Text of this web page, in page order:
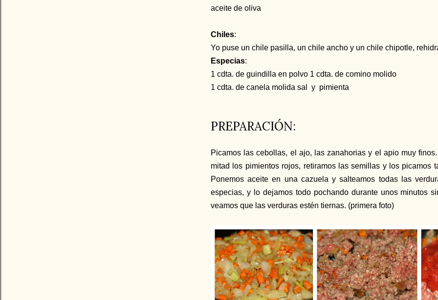
aceite de oliva
Chiles:
Yo puse un chile pasilla, un chile ancho y un chile chipotle,
Especias:
1 cdta. de guindilla en polvo 1 cdta. de comino molido
1 cdta. de canela molida sal y pimienta
PREPARACIÓN:
Picamos las cebollas, el ajo, las zanahorias y el apio muy
mitad los pimientos rojos, retiramos las semillas y los picamos
Ponemos aceite en una cazuela y salteamos todas las
especias, y lo dejamos todo pochando durante unos minutos
veamos que las verduras estén tiernas. (primera foto)